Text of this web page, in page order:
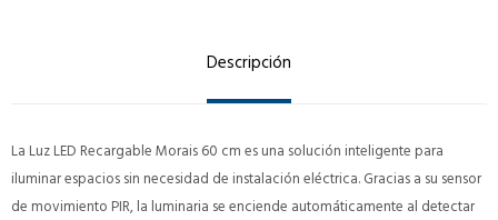
Descripción
La Luz LED Recargable Morais 60 cm es una solución inteligente para
iluminar espacios sin necesidad de instalación eléctrica. Gracias a su sensor
de movimiento PIR, la luminaria se enciende automáticamente al detectar